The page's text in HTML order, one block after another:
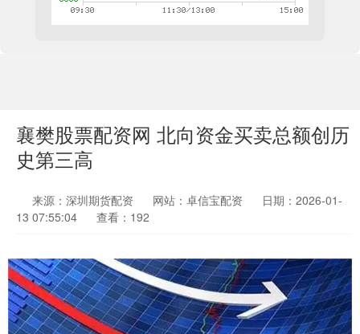
襄樊股票配资网 北向资金买卖总额创历
史第三高
来源：深圳期货配资 网站：卓信宝配资
日期：2026-01-
13 07:55:04
查看：192